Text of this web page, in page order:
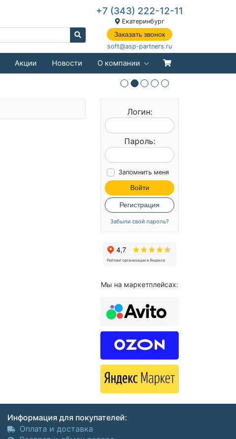
+7 (343) 222-12-11
Екатеринбург
Заказать звонок
soft@asp-partners.ru
Акции Новости О компании
Логин:
Пароль:
Запомнить меня
Войти
Регистрация
Забыли свой пароль?
Мы на маркетплейсах:
Информация для покупателей:
Оплата и доставка